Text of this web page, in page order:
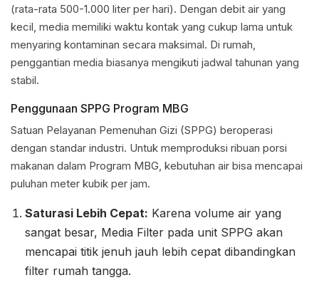
(rata-rata 500-1.000 liter per hari). Dengan debit air yang
kecil, media memiliki waktu kontak yang cukup lama untuk
menyaring kontaminan secara maksimal. Di rumah,
penggantian media biasanya mengikuti jadwal tahunan yang
stabil.
Penggunaan SPPG Program MBG
Satuan Pelayanan Pemenuhan Gizi (SPPG) beroperasi
dengan standar industri. Untuk memproduksi ribuan porsi
makanan dalam Program MBG, kebutuhan air bisa mencapai
puluhan meter kubik per jam.
Saturasi Lebih Cepat: Karena volume air yang
sangat besar, Media Filter pada unit SPPG akan
mencapai titik jenuh jauh lebih cepat dibandingkan
filter rumah tangga.